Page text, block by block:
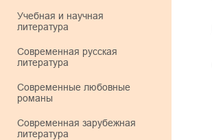
учебная и научная
литература
современная русская
литература
современные любовные
романы
современная зарубежная
литература